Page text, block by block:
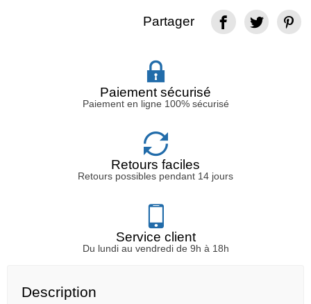
Partager
Paiement sécurisé
Paiement en ligne 100% sécurisé
Retours faciles
Retours possibles pendant 14 jours
Service client
Du lundi au vendredi de 9h à 18h
Description